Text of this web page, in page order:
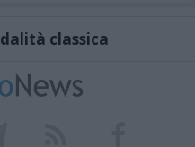
classica